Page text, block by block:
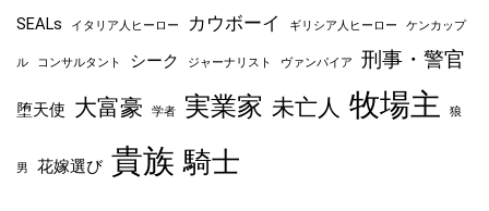
SEALs イタリア人ヒーロー カウボーイ ギリシア人ヒーロー ケンカップ
ル コンサルタント シーク ジャーナリスト ヴァンパイア 刑事・警官
堕天使 大富豪 学者 実業家 未亡人 牧場主 狼
男 花嫁選び 貴族 騎士